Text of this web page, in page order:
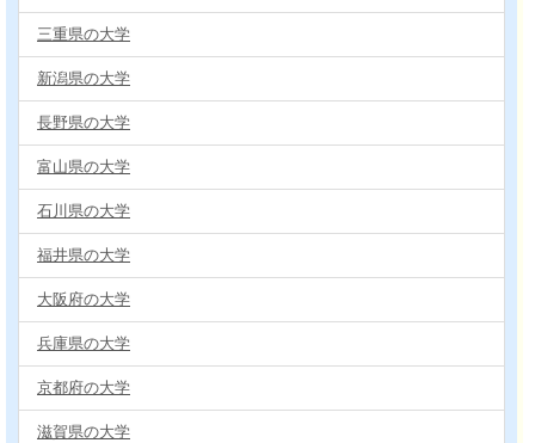
三重県の大学
新潟県の大学
長野県の大学
富山県の大学
石川県の大学
福井県の大学
大阪府の大学
兵庫県の大学
京都府の大学
滋賀県の大学